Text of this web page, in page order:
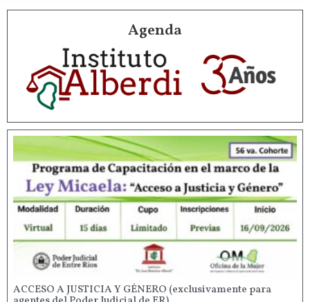
Agenda
ACCESO A JUSTICIA Y GÉNERO (exclusivamente para